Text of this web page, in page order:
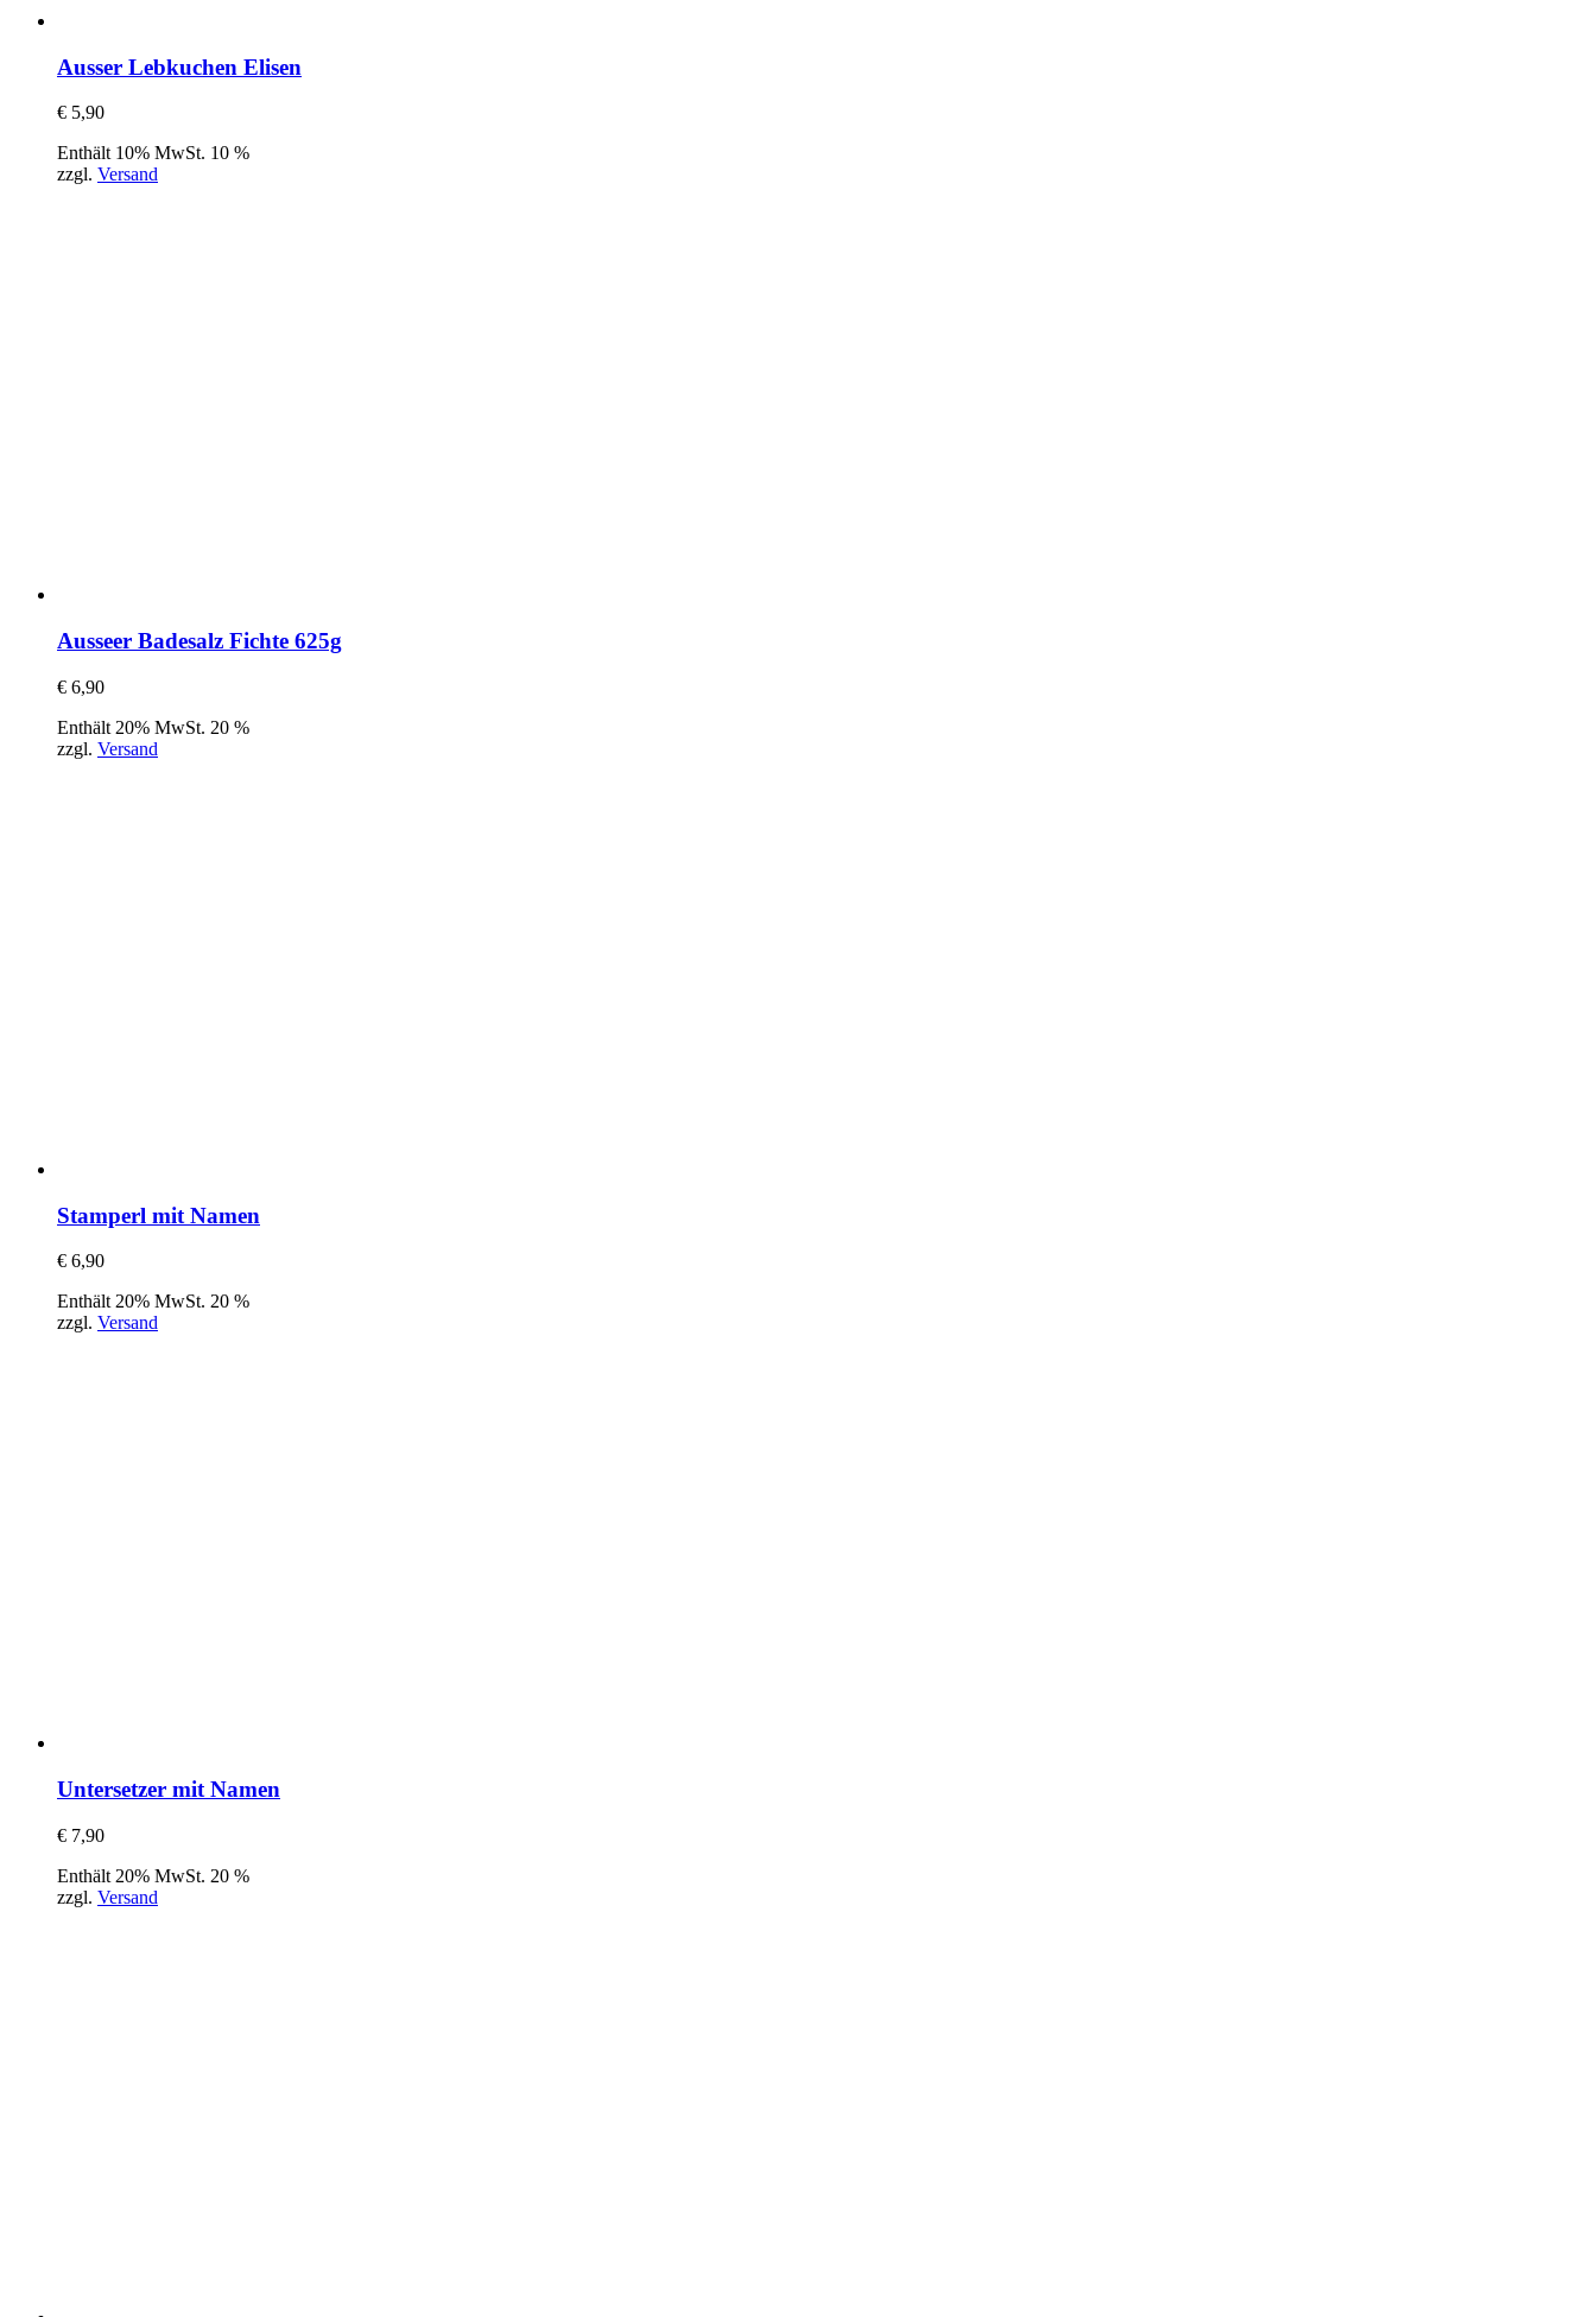
Ausser Lebkuchen Elisen
€ 5,90
Enthält 10% MwSt. 10 %
zzgl. Versand
Ausseer Badesalz Fichte 625g
€ 6,90
Enthält 20% MwSt. 20 %
zzgl. Versand
Stamperl mit Namen
€ 6,90
Enthält 20% MwSt. 20 %
zzgl. Versand
Untersetzer mit Namen
€ 7,90
Enthält 20% MwSt. 20 %
zzgl. Versand